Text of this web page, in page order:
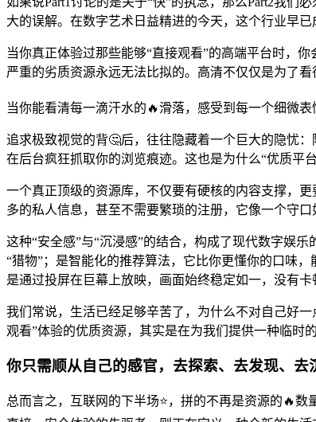
大的误解。在数字艺术日益精进的今天，这个行业早
当你真正体验过那些能够“直接观看”的高端平台时，
严重的劣质资源永远无法比拟的。高清不仅仅是为了看
当你能看清每一滴汗水的🔥滑落，感受到每一个细微
追求极致视觉的背🤔后，往往隐藏着一个巨大的隐忧
在后台疯狂抓取你的浏览痕迹。这也是为什么“优质平
一个真正顶级的资源库，不仅要有硬核的内容支撑，
多的私人信息，甚至不需要繁琐的注册，它像一个守
这种“安全感”与“沉浸感”的结合，构成了现代数字娱
“猎物”；是智能化的推荐算法，它比你更懂你的口味
是通过投屏在巨幕上放映，画面始终稳定如一，没有卡
我们常说，生活已经足够辛苦了，为什么不对自己好
观看”体验的优质资源，其实是在为我们提供一种临时
你只需顺从自己的感官，去探索、去发现、去
总而言之，互联网的下半场⭐，拼的不再是资源的🔥